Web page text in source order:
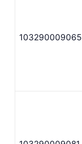
103290009065